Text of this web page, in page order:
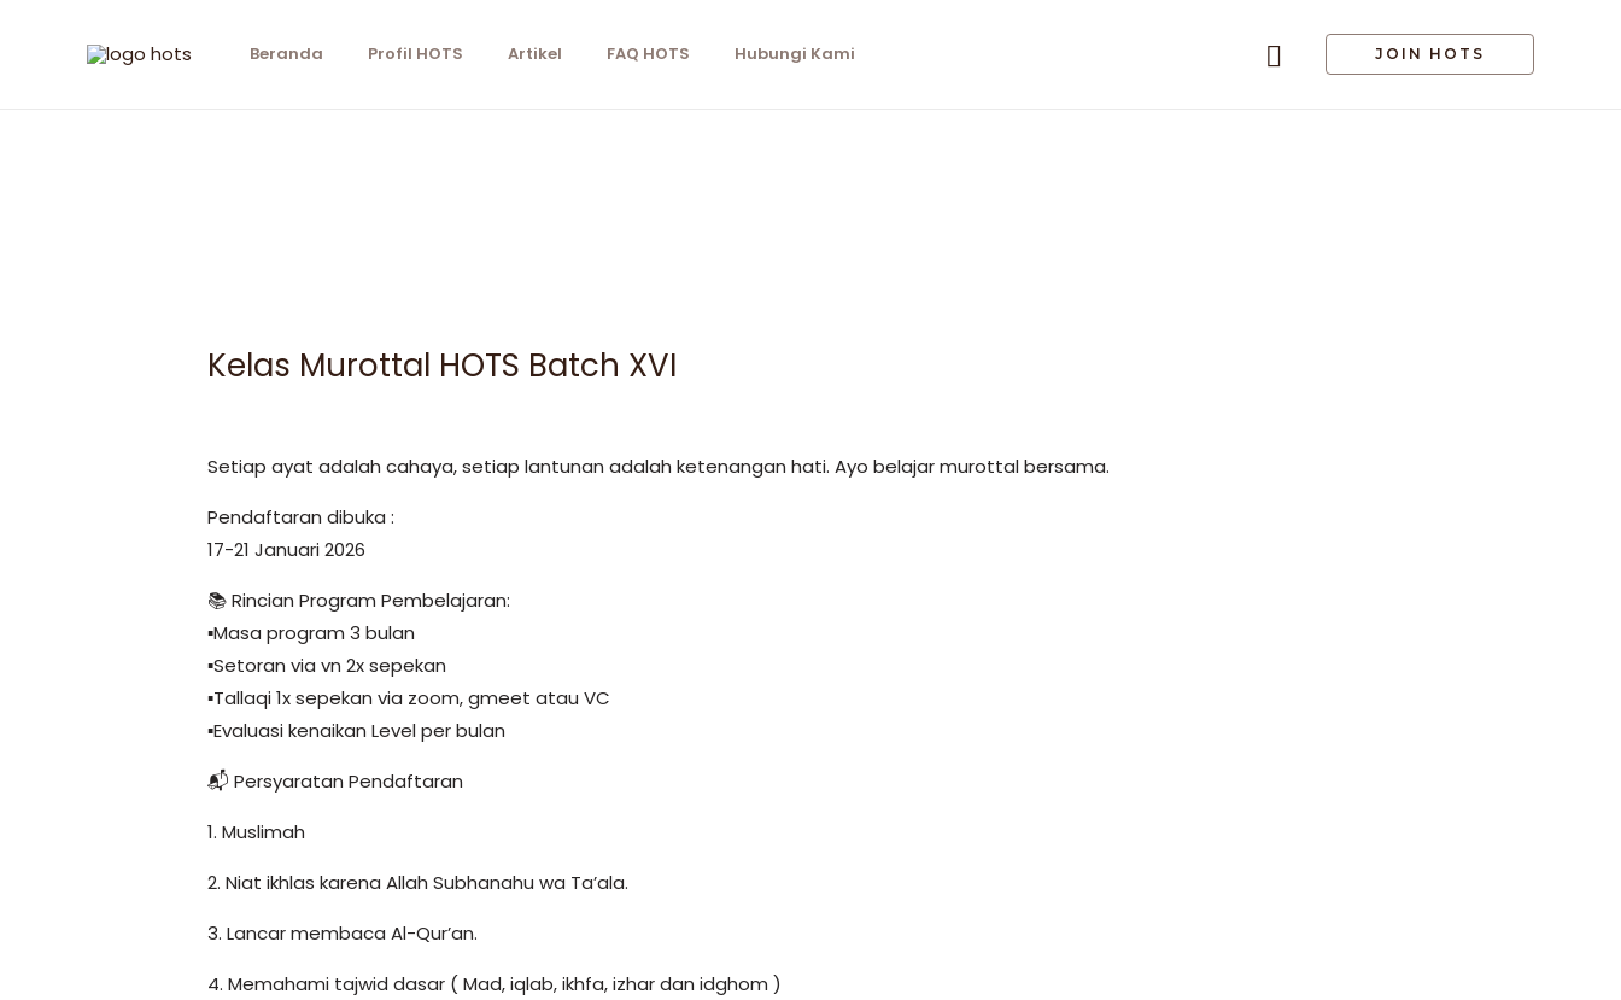
Beranda Profil HOTS Artikel FAQ HOTS Hubungi Kami JOIN HOTS
Kelas Murottal HOTS Batch XVI
Setiap ayat adalah cahaya, setiap lantunan adalah ketenangan hati. Ayo belajar murottal bersama.
Pendaftaran dibuka :
17-21 Januari 2026
📚 Rincian Program Pembelajaran:
▪️Masa program 3 bulan
▪️Setoran via vn 2x sepekan
▪️Tallaqi 1x sepekan via zoom, gmeet atau VC
▪️Evaluasi kenaikan Level per bulan
📬 Persyaratan Pendaftaran
1. Muslimah
2. Niat ikhlas karena Allah Subhanahu wa Ta’ala.
3. Lancar membaca Al-Qur’an.
4. Memahami tajwid dasar ( Mad, iqlab, ikhfa, izhar dan idghom )